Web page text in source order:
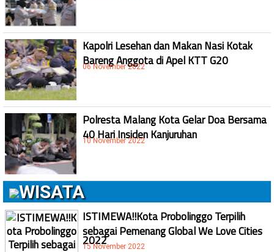
Kapolri Lesehan dan Makan Nasi Kotak
Bareng Anggota di Apel KTT G20
06 November 2022
Polresta Malang Kota Gelar Doa Bersama
40 Hari Insiden Kanjuruhan
10 November 2022
WISATA
ISTIMEWA!!Kota Probolinggo Terpilih
sebagai Pemenang Global We Love Cities
2022
15 November 2022